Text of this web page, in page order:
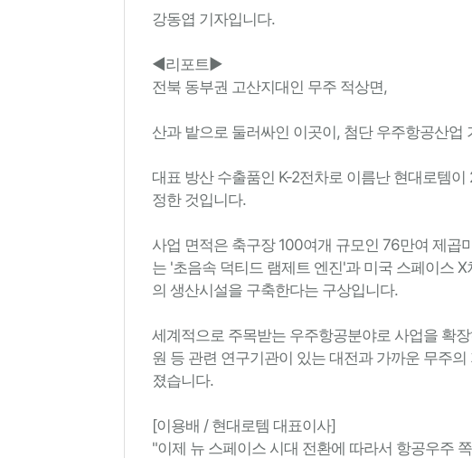
강동엽 기자입니다.
◀리포트▶
전북 동부권 고산지대인 무주 적상면,
산과 밭으로 둘러싸인 이곳이, 첨단 우주항공산업
대표 방산 수출품인 K-2전차로 이름난 현대로템
정한 것입니다.
사업 면적은 축구장 100여개 규모인 76만여 제곱
는 '초음속 덕티드 램제트 엔진'과 미국 스페이스
의 생산시설을 구축한다는 구상입니다.
세계적으로 주목받는 우주항공분야로 사업을 확
원 등 관련 연구기관이 있는 대전과 가까운 무주
졌습니다.
[이용배 / 현대로템 대표이사]
"이제 뉴 스페이스 시대 전환에 따라서 항공우주